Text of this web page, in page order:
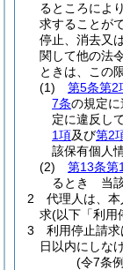
るところによ
求することが
停止、消去又
関して他の法
ときは、この
(1)
第5条第2
7条の規定に
定に違反し
1項及び第2
該保有個人
(2)
第13条第
るとき 当
2
代理人は、
求(以下「利用
3
利用停止請
日以内にしな
(令7条